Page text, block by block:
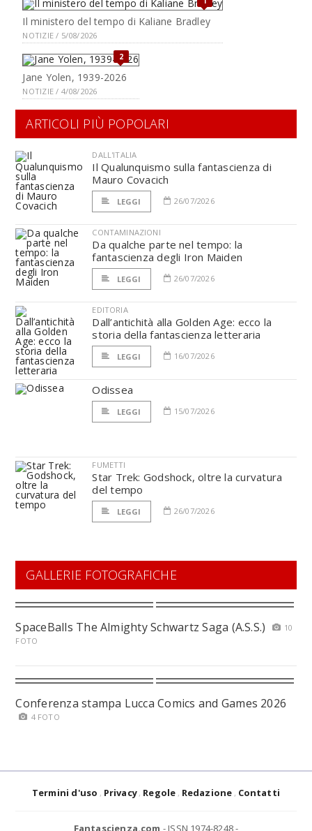
Il ministero del tempo di Kaliane Bradley
NOTIZIE / 5/08/2026
2
Jane Yolen, 1939-2026
NOTIZIE / 4/08/2026
ARTICOLI PIÙ POPOLARI
DALL'ITALIA
Il Qualunquismo sulla fantascienza di
Mauro Covacich
LEGGI 26/07/2026
CONTAMINAZIONI
Da qualche parte nel tempo: la
fantascienza degli Iron Maiden
LEGGI 26/07/2026
EDITORIA
Dall’antichità alla Golden Age: ecco la
storia della fantascienza letteraria
LEGGI 16/07/2026
Odissea
LEGGI 15/07/2026
FUMETTI
Star Trek: Godshock, oltre la curvatura
del tempo
LEGGI 26/07/2026
GALLERIE FOTOGRAFICHE
SpaceBalls The Almighty Schwartz Saga (A.S.S.)
10
FOTO
Conferenza stampa Lucca Comics and Games 2026
4 FOTO
Termini d'uso Privacy Regole Redazione Contatti
Fantascienza.com - ISSN 1974-8248 -